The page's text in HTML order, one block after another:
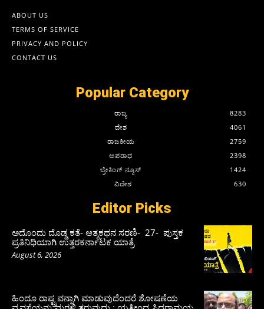
ABOUT US
TERMS OF SERVICE
PRIVACY AND POLICY
CONTACT US
Popular Category
ರಾಜ್ಯ
8283
ದೇಶ
4061
ರಾಜಕೀಯ
2759
ಅಪರಾಧ
2398
ಬ್ರೇಕಿಂಗ್ ನ್ಯೂಸ್
1424
ವಿದೇಶ
630
Editor Picks
ಅದೊಂದು ದೊಡ್ಡ ಕತೆ- ಆತ್ಮಕಥನ ಸರಣಿ- 27- ಪುಸ್ತಕ
ಪ್ರತಿನಿಧಿಯಾಗಿ ಉತ್ತರಕರ್ನಾಟಕ ಯಾತ್ರೆ
August 6, 2026
ಹಿಂದೂ ರಾಷ್ಟ್ರವನ್ನಾಗಿ ಮಾಡುವುದೆಂದರೆ ಶೋಷಣೆಯ